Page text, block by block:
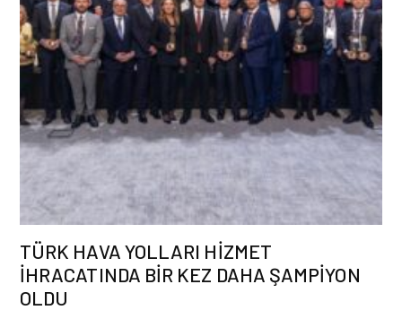
TÜRK HAVA YOLLARI HİZMET
İHRACATINDA BİR KEZ DAHA ŞAMPİYON
OLDU